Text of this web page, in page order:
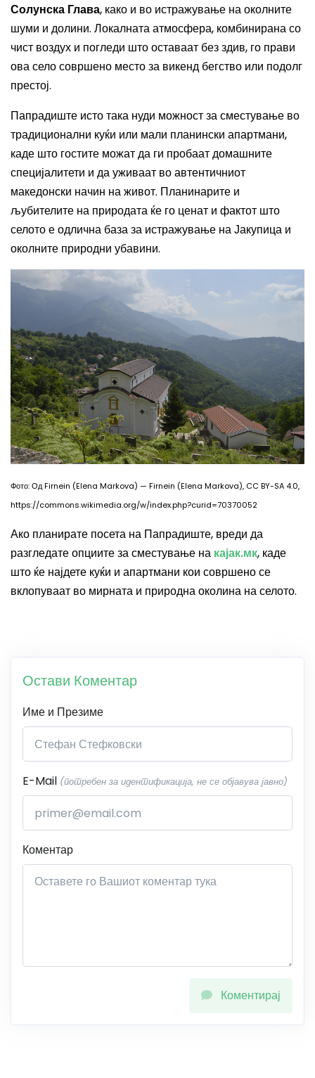
Солунска Глава, како и во истражување на околните
шуми и долини. Локалната атмосфера, комбинирана со
чист воздух и погледи што оставаат без здив, го прави
ова село совршено место за викенд бегство или подолг
престој.
Папрадиште исто така нуди можност за сместување во
традиционални куќи или мали планински апартмани,
каде што гостите можат да ги пробаат домашните
специјалитети и да уживаат во автентичниот
македонски начин на живот. Планинарите и
љубителите на природата ќе го ценат и фактот што
селото е одлична база за истражување на Јакупица и
околните природни убавини.
Фото: Од Firnein (Elena Markova) — Firnein (Elena Markova), CC BY-SA 4.0,
https://commons.wikimedia.org/w/index.php?curid=70370052
Ако планирате посета на Папрадиште, вреди да
разгледате опциите за сместување на кајак.мк, каде
што ќе најдете куќи и апартмани кои совршено се
вклопуваат во мирната и природна околина на селото.
Остави Коментар
Име и Презиме
E-Mail (потребен за идентификација, не се објавува јавно)
Коментар
Коментирај